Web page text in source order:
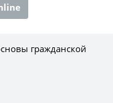
гражданской